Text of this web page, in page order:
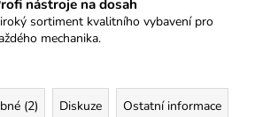
sortiment kvalitního vybavení pro
mechanika.
(2) Diskuze Ostatní informace